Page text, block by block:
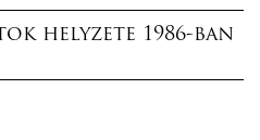
helyzete 1986-ban